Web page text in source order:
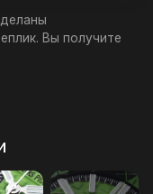
Вы получите